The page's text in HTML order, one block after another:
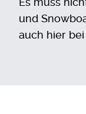
und
auch hier bei